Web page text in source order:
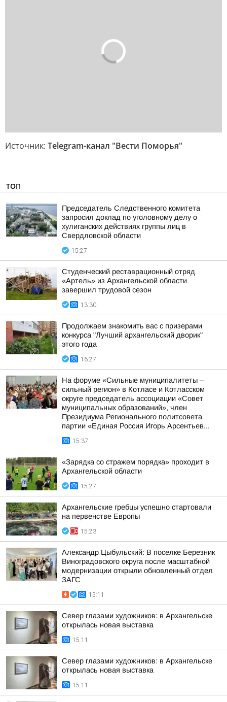
Источник: Telegram-канал "Вести Поморья"
ТОП
Председатель Следственного комитета
запросил доклад по уголовному делу о
хулиганских действиях группы лиц в
Свердловской области
15:27
Студенческий реставрационный отряд
«Артель» из Архангельской области
завершил трудовой сезон
13:30
Продолжаем знакомить вас с призерами
конкурса "Лучший архангельский дворик"
этого года
16:27
На форуме «Сильные муниципалитеты –
сильный регион» в Котласе и Котласском
округе председатель ассоциации «Совет
муниципальных образований», член
Президиума Регионального политсовета
партии «Единая Россия Игорь Арсентьев...
15:37
«Зарядка со стражем порядка» проходит в
Архангельской области
15:27
Архангельские гребцы успешно стартовали
на первенстве Европы
15:23
Александр Цыбульский: В поселке Березник
Виноградовского округа после масштабной
модернизации открыли обновленный отдел
ЗАГС
15:11
Север глазами художников: в Архангельске
открылась новая выставка
15:11
Север глазами художников: в Архангельске
открылась новая выставка
15:11